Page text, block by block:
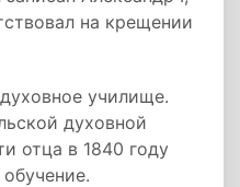
на крещении
училище.
духовной
отца в 1840 году